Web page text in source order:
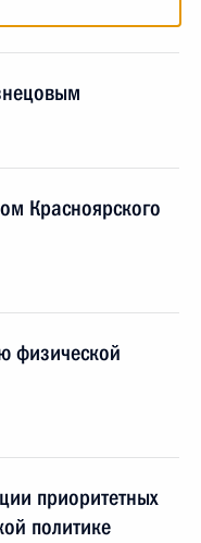
Красноярского
физической
приоритетных
политике